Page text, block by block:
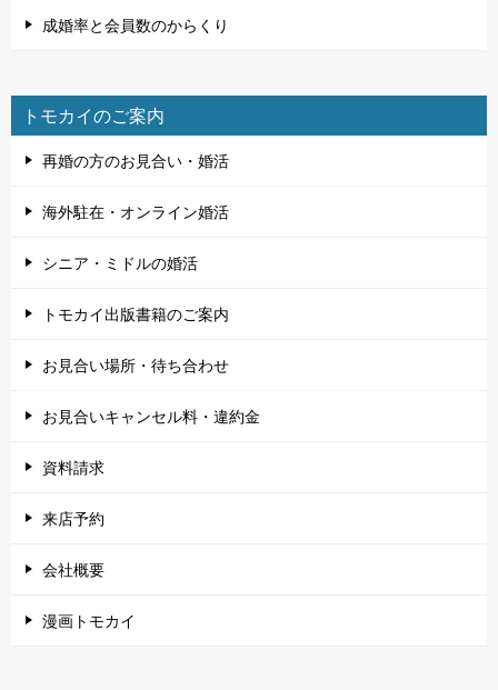
成婚率と会員数のからくり
トモカイのご案内
再婚の方のお見合い・婚活
海外駐在・オンライン婚活
シニア・ミドルの婚活
トモカイ出版書籍のご案内
お見合い場所・待ち合わせ
お見合いキャンセル料・違約金
資料請求
来店予約
会社概要
漫画トモカイ